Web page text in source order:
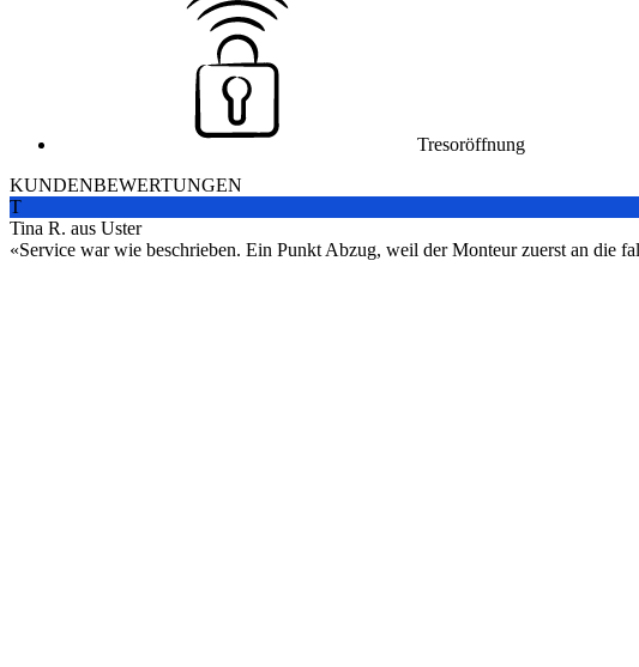
Tresoröffnung
KUNDENBEWERTUNGEN
T
Tina R. aus Uster
Service war wie beschrieben. Ein Punkt Abzug, weil der Monteur zuerst an die